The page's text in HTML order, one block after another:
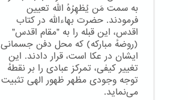
به سمت مَن یُظهِرُهُ الله تعیین
فرمودند. حضرت بهاءالله در کتاب
اقدس، این قبله را به "مقام اقدس"
(روضهٔ مبارکه) که محل دفن جسمانی
ایشان در عکا است، قرار دادند. این
تغییر کیفی، تمرکز عبادی را بر نقطهٔ
توجه وجودی مظهر ظهور الهی تثبیت
می‌نماید.